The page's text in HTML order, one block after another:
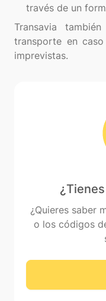
través de un
Transavia
transporte en
¿Quieres saber
o los códigos